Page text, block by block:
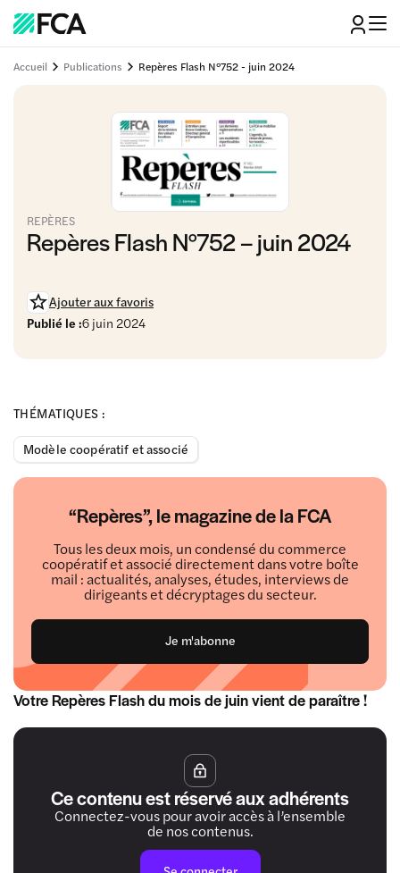
Accueil Publications Repères Flash N°752 - juin 2024
REPÈRES
Repères Flash N°752 – juin 2024
Ajouter aux favoris
Publié le :6 juin 2024
THÉMATIQUES :
Modèle coopératif et associé
“Repères”, le magazine de la FCA
Tous les deux mois, un condensé du commerce
coopératif et associé directement dans votre boîte
mail : actualités, analyses, études, interviews de
dirigeants et décryptages du secteur.
Je m'abonne
Votre Repères Flash du mois de juin vient de paraître !
Ce contenu est réservé aux adhérents
Connectez-vous pour avoir accès à l’ensemble
de nos contenus.